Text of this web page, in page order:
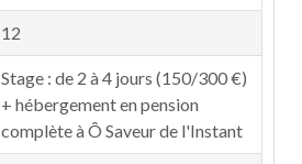
12
Stage : de 2 à 4 jours (150/300 €)
+ hébergement en pension
complète à Ô Saveur de l'Instant